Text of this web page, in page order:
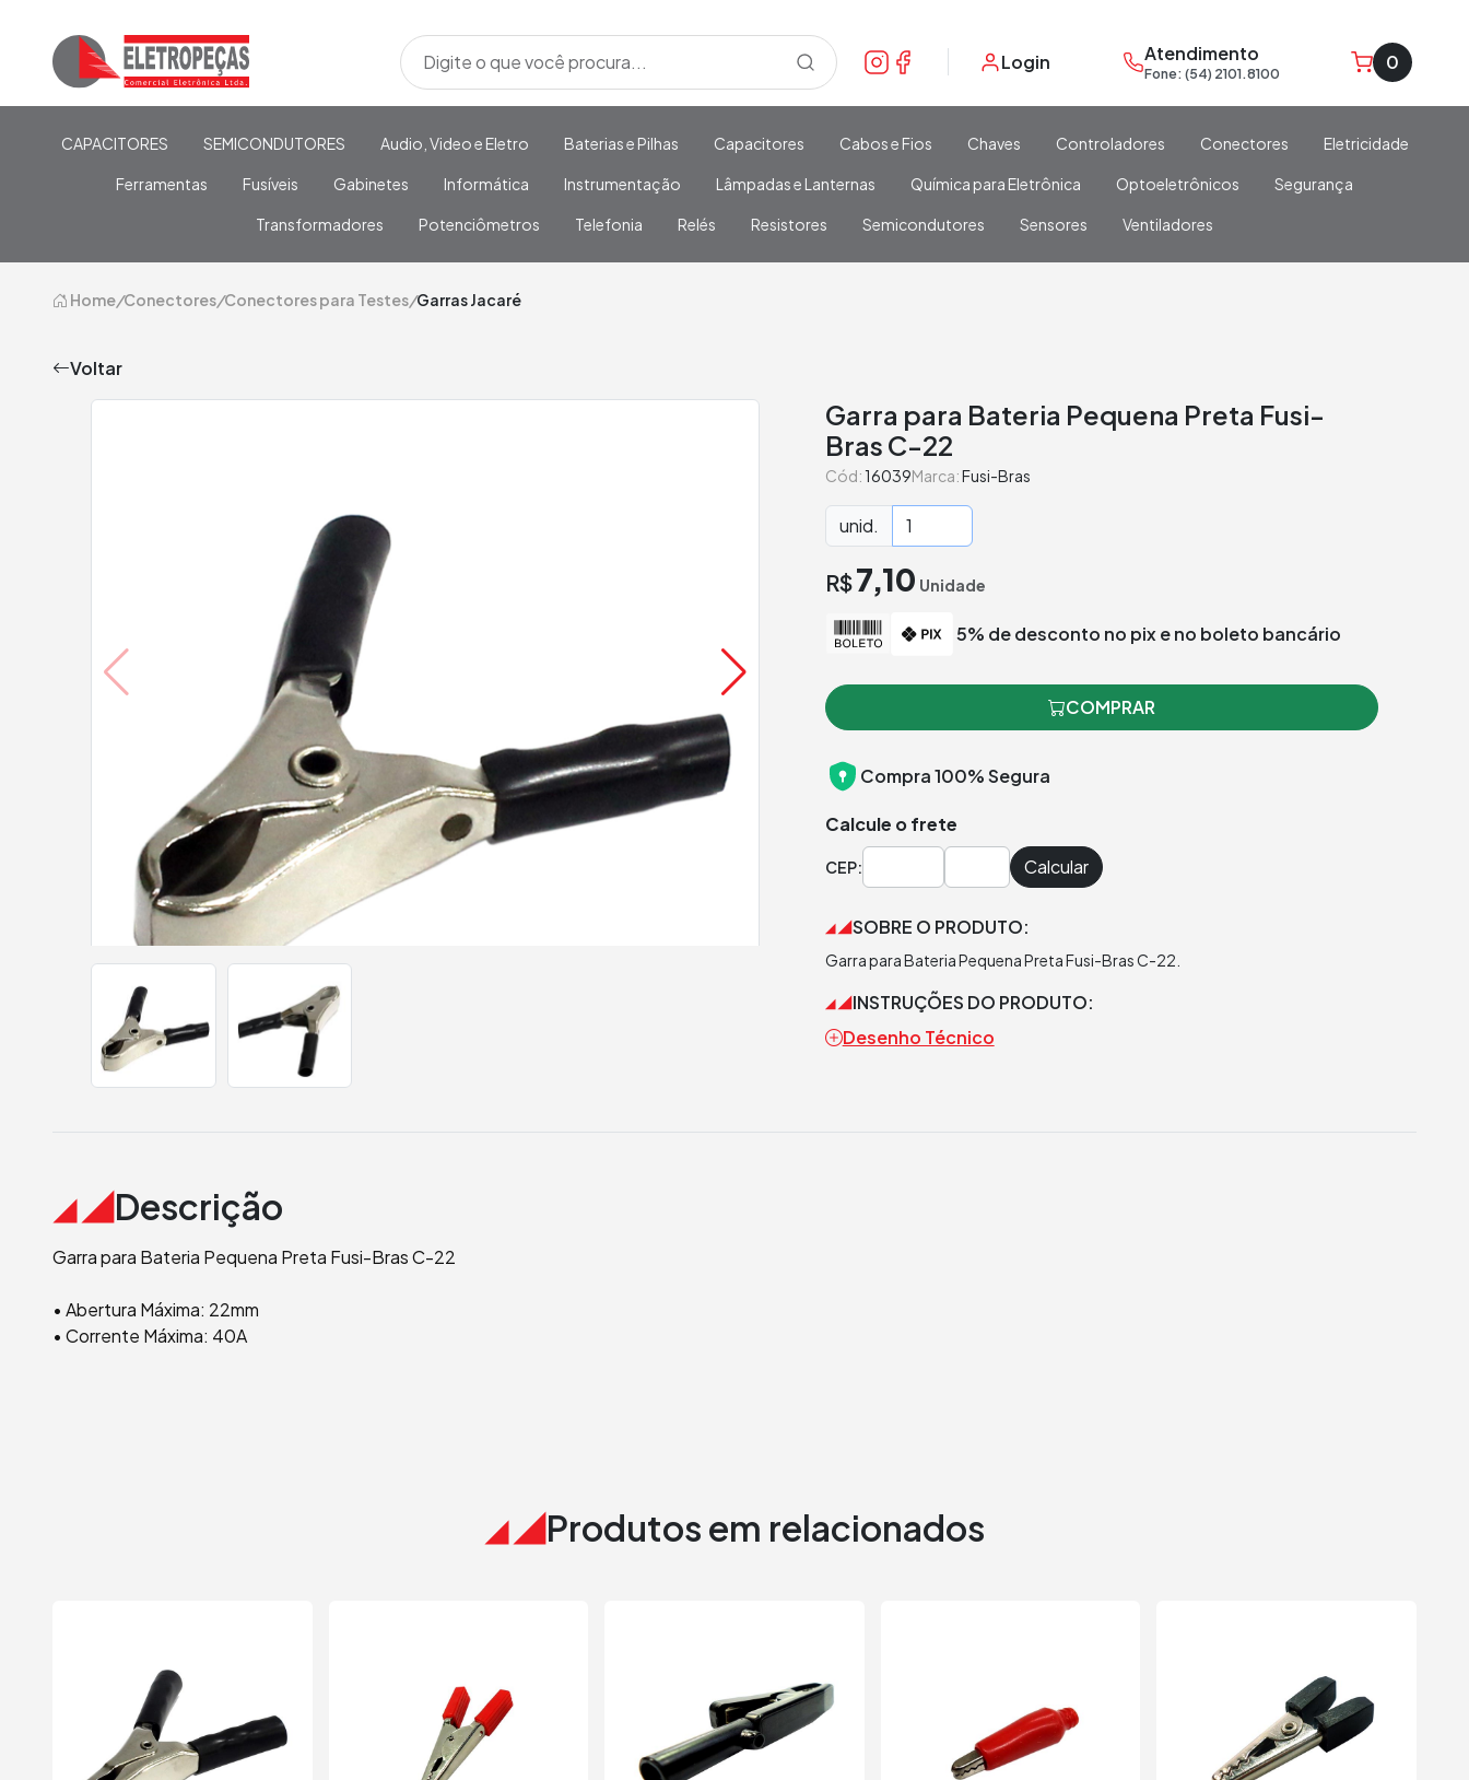
Login Atendimento
Fone: (54) 2101.8100 0
CAPACITORES SEMICONDUTORES Audio, Video e Eletro Baterias e Pilhas Capacitores Cabos e Fios Chaves Controladores Conectores Eletricidade
Ferramentas Fusíveis Gabinetes Informática Instrumentação Lâmpadas e Lanternas Química para Eletrônica Optoeletrônicos Segurança
Transformadores Potenciômetros Telefonia Relés Resistores Semicondutores Sensores Ventiladores
Home/Conectores/Conectores para Testes/Garras Jacaré
Voltar
Garra para Bateria Pequena Preta Fusi-
Bras C-22
Cód:16039Marca:Fusi-Bras
unid.
R$7,10 Unidade
5% de desconto no pix e no boleto bancário
COMPRAR
Compra 100% Segura
Calcule o frete
CEP: Calcular
SOBRE O PRODUTO:
Garra para Bateria Pequena Preta Fusi-Bras C-22.
INSTRUÇÕES DO PRODUTO:
Desenho Técnico
Descrição
Garra para Bateria Pequena Preta Fusi-Bras C-22
• Abertura Máxima: 22mm
• Corrente Máxima: 40A
Produtos em relacionados